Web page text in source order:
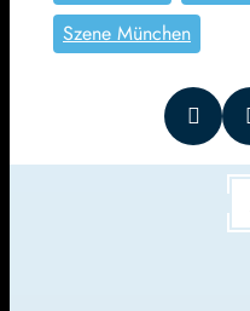
Szene München